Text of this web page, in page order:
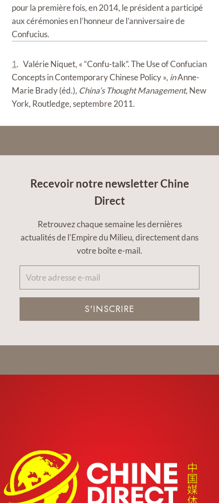
pour la première fois, en 2014, le président a participé
aux cérémonies en l’honneur de l’anniversaire de
Confucius.
1. Valérie Niquet, « “Confu-talk”. The Use of Confucian
Concepts in Contemporary Chinese Policy », inAnne-
Marie Brady (éd.), China’s Thought Management, New
York, Routledge, septembre 2011.
Recevoir notre newsletter Chine
Direct
Retrouvez chaque semaine les dernières
actualités de l'Empire du Milieu, directement dans
votre boîte e-mail.
S'INSCRIRE